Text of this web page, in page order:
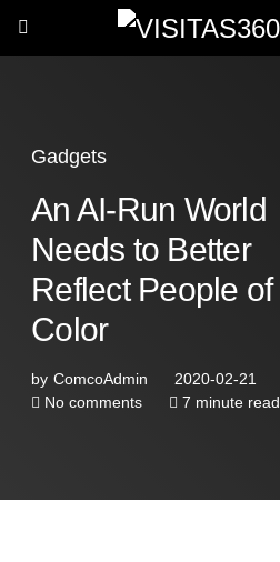
Gadgets
An AI-Run World
Needs to Better
Reflect People of
Color
by ComcoAdmin
2020-02-21
No comments
7 minute read